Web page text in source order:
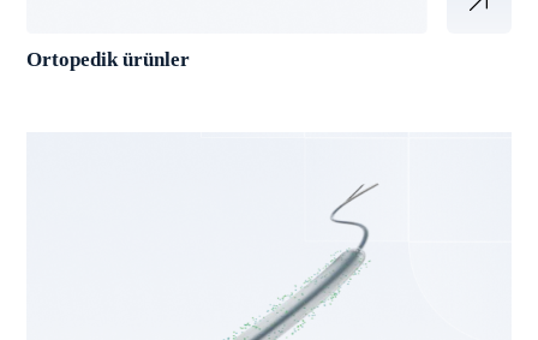
Ortopedik ürünler